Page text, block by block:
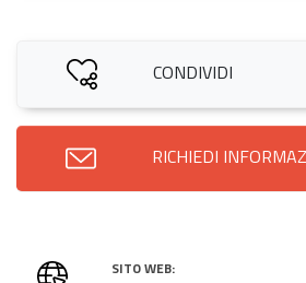
CONDIVIDI
RICHIEDI
SITO WEB: